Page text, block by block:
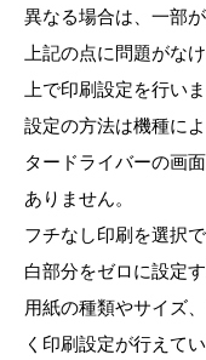
異なる場合は、一部
上記の点に問題がな
上で印刷設定を行いま
設定の方法は機種に
タードライバーの画
ありません。
フチなし印刷を選択
白部分をゼロに設定
用紙の種類やサイズ
く印刷設定が行えて